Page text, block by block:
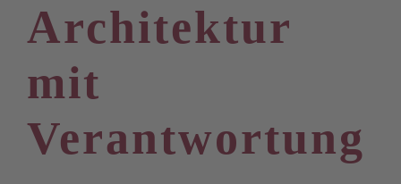
Architektur
mit
Verantwortung